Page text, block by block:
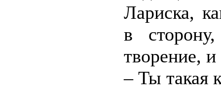
Лариска,
в
творение,
– Ты такая